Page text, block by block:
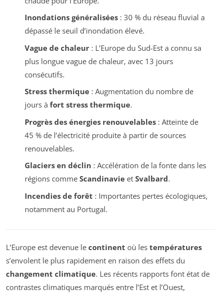
Inondations généralisées: 30 % du réseau fluvial a
dépassé le seuil d’inondation élevé.
Vague de chaleur: L’Europe du Sud-Est a connu sa
plus longue vague de chaleur, avec 13 jours
consécutifs.
Stress thermique: Augmentation du nombre de
jours à fort stress thermique.
Progrès des énergies renouvelables: Atteinte de
45 % de l’électricité produite à partir de sources
renouvelables.
Glaciers en déclin : Accélération de la fonte dans les
régions comme Scandinavieet Svalbard.
Incendies de forêt : Importantes pertes écologiques,
notamment au Portugal.
L’Europe est devenue le continent où les températures
s’envolent le plus rapidement en raison des effets du
changement climatique. Les récents rapports font état de
contrastes climatiques marqués entre l’Est et l’Ouest,